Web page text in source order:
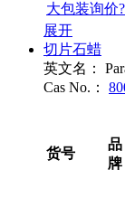
大包装询价?
展开
切片石蜡
英文名：
Cas No.：
货号
品
牌